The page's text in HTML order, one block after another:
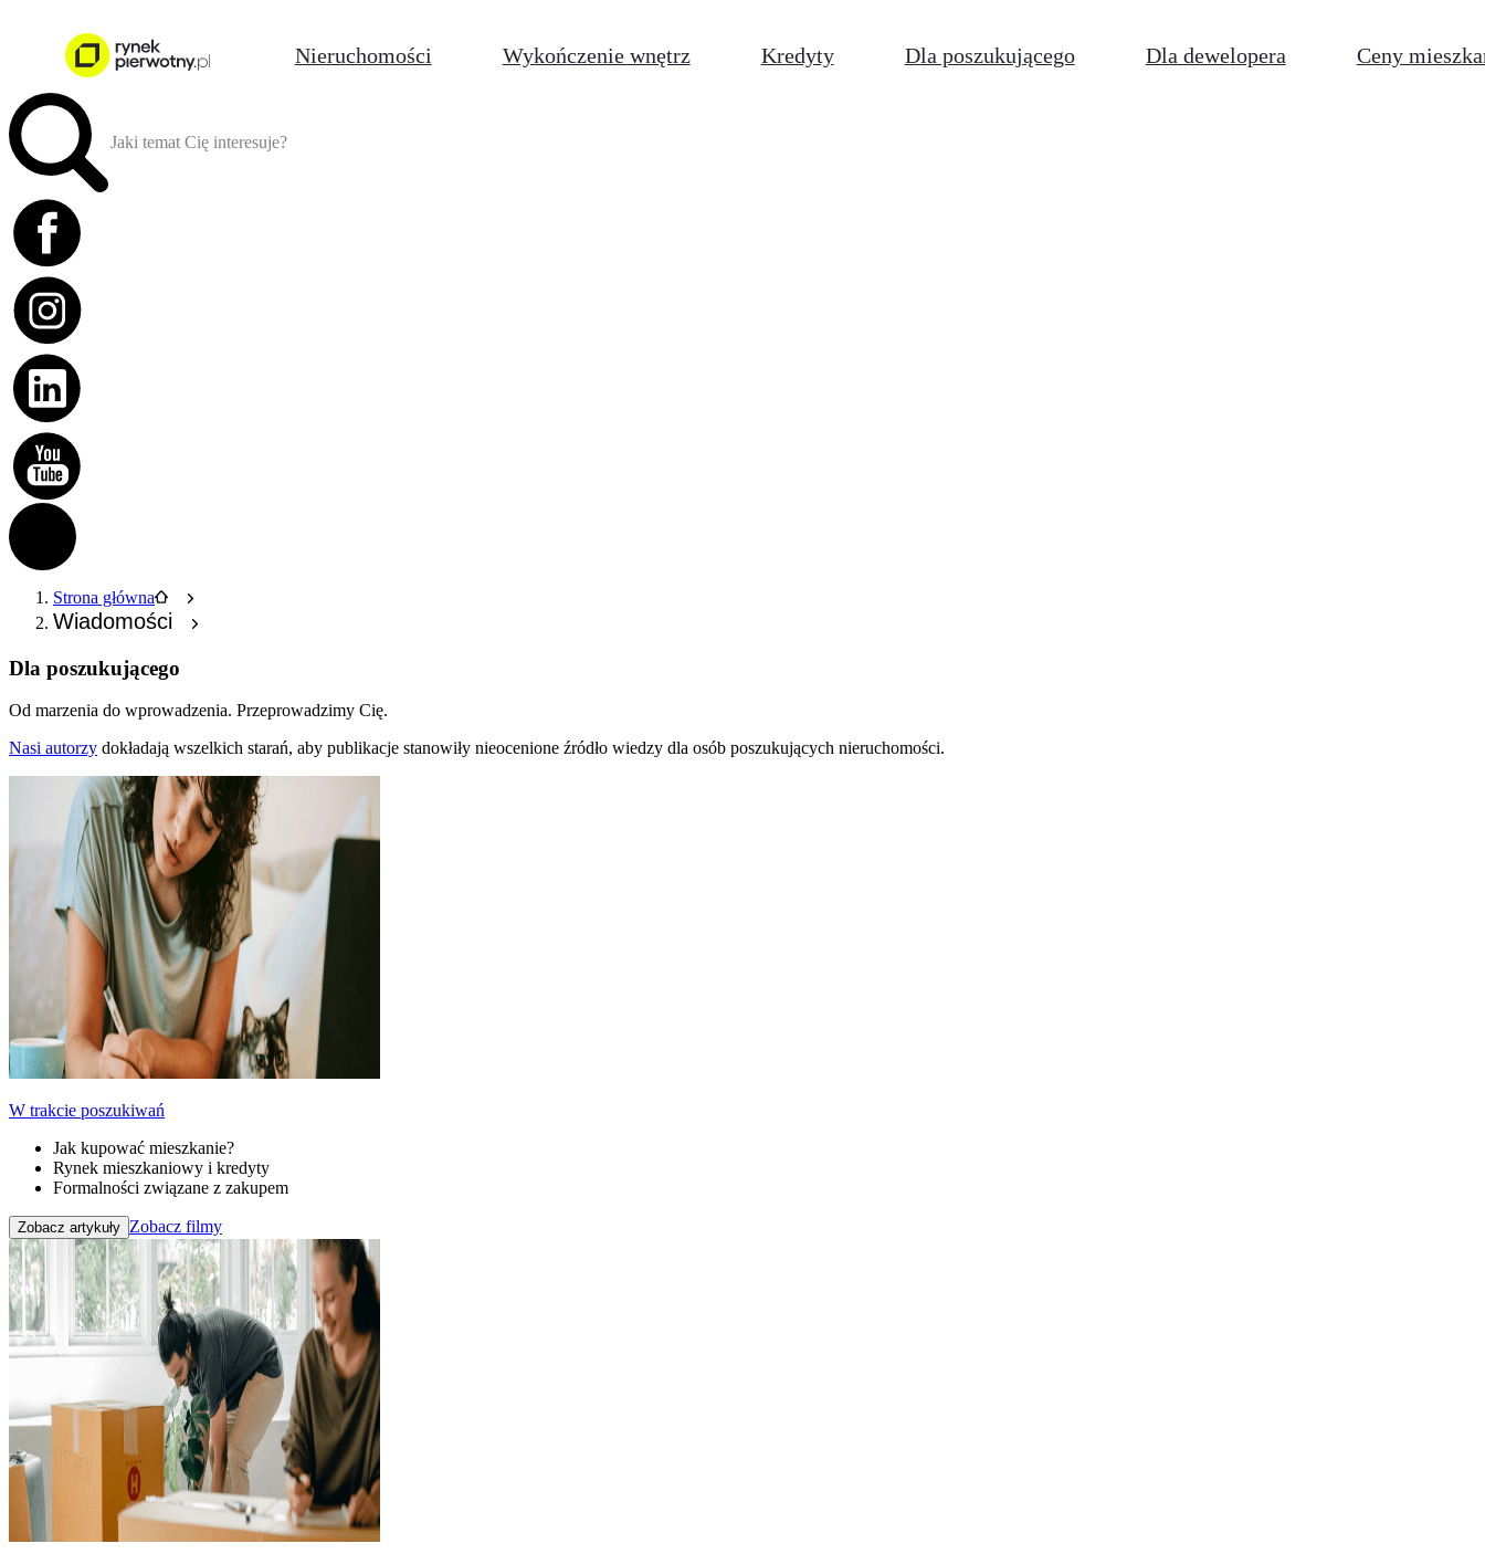
Nieruchomości Wykończenie wnętrz Kredyty Dla poszukującego Dla dewelopera Ceny
Jaki temat Cię interesuje?
Strona główna
Wiadomości
Dla poszukującego
Od marzenia do wprowadzenia. Przeprowadzimy Cię.
Nasi autorzy dokładają wszelkich starań, aby publikacje stanowiły nieocenione źródło wiedzy dla osób poszukujących nieruchomości.
W trakcie poszukiwań
Jak kupować mieszkanie?
Rynek mieszkaniowy i kredyty
Formalności związane z zakupem
Zobacz artykuły Zobacz filmy